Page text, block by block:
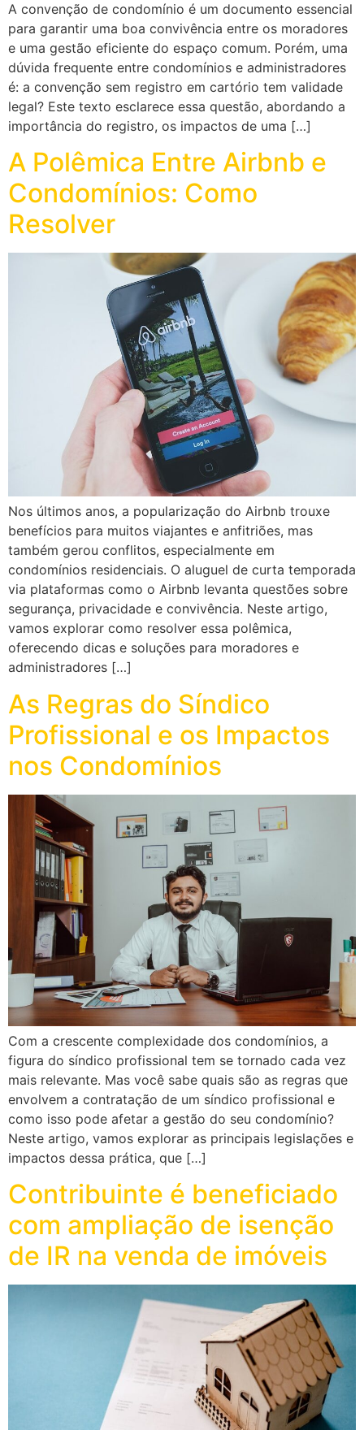
A convenção de condomínio é um documento essencial
para garantir uma boa convivência entre os moradores
e uma gestão eficiente do espaço comum. Porém, uma
dúvida frequente entre condomínios e administradores
é: a convenção sem registro em cartório tem validade
legal? Este texto esclarece essa questão, abordando a
importância do registro, os impactos de uma […]
A Polêmica Entre Airbnb e
Condomínios: Como
Resolver
Nos últimos anos, a popularização do Airbnb trouxe
benefícios para muitos viajantes e anfitriões, mas
também gerou conflitos, especialmente em
condomínios residenciais. O aluguel de curta temporada
via plataformas como o Airbnb levanta questões sobre
segurança, privacidade e convivência. Neste artigo,
vamos explorar como resolver essa polêmica,
oferecendo dicas e soluções para moradores e
administradores […]
As Regras do Síndico
Profissional e os Impactos
nos Condomínios
Com a crescente complexidade dos condomínios, a
figura do síndico profissional tem se tornado cada vez
mais relevante. Mas você sabe quais são as regras que
envolvem a contratação de um síndico profissional e
como isso pode afetar a gestão do seu condomínio?
Neste artigo, vamos explorar as principais legislações e
impactos dessa prática, que […]
Contribuinte é beneficiado
com ampliação de isenção
de IR na venda de imóveis